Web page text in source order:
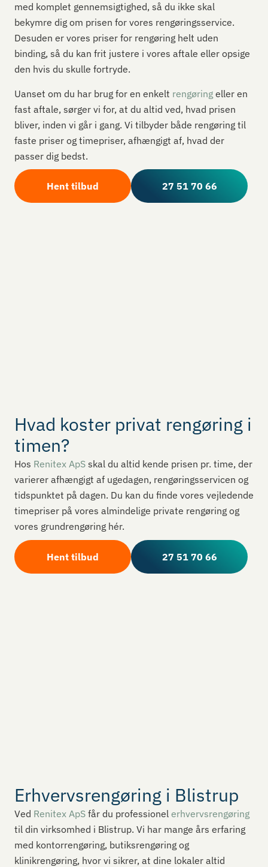
med komplet gennemsigtighed, så du ikke skal
bekymre dig om prisen for vores rengøringsservice.
Desuden er vores priser for rengøring helt uden
binding, så du kan frit justere i vores aftale eller opsige
den hvis du skulle fortryde.
Uanset om du har brug for en enkelt rengøring eller en
fast aftale, sørger vi for, at du altid ved, hvad prisen
bliver, inden vi går i gang. Vi tilbyder både rengøring til
faste priser og timepriser, afhængigt af, hvad der
passer dig bedst.
Hent tilbud 27 51 70 66
Hvad koster privat rengøring i
timen?
Hos Renitex ApS skal du altid kende prisen pr. time, der
varierer afhængigt af ugedagen, rengøringsservicen og
tidspunktet på dagen. Du kan du finde vores vejledende
timepriser på vores almindelige private rengøring og
vores grundrengøring hér.
Hent tilbud 27 51 70 66
Erhvervsrengøring i Blistrup
Ved Renitex ApS får du professionel erhvervsrengøring
til din virksomhed i Blistrup. Vi har mange års erfaring
med kontorrengøring, butiksrengøring og
klinikrengøring, hvor vi sikrer, at dine lokaler altid